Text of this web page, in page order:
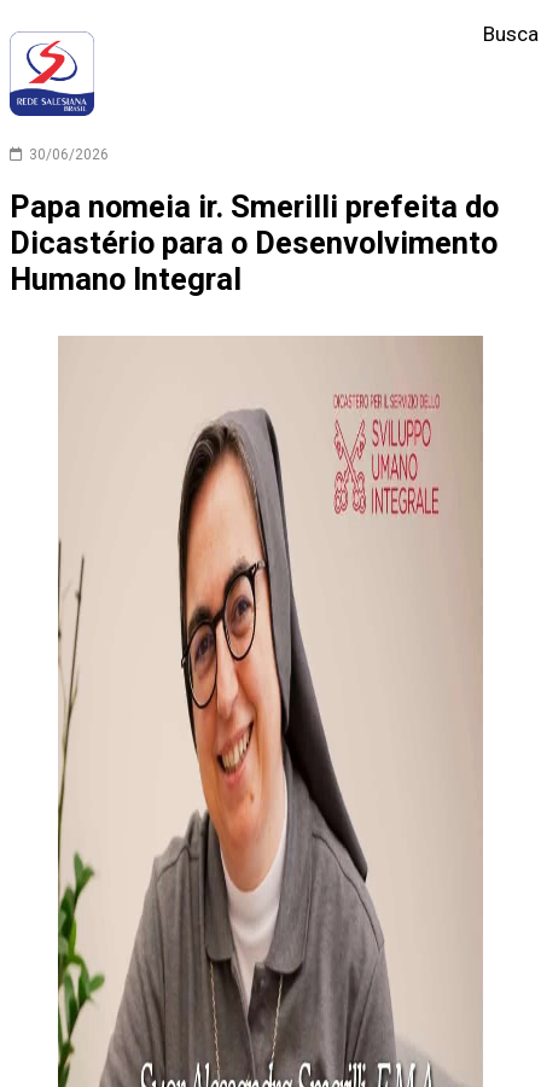
Busca
30/06/2026
Papa nomeia ir. Smerilli prefeita do
Dicastério para o Desenvolvimento
Humano Integral